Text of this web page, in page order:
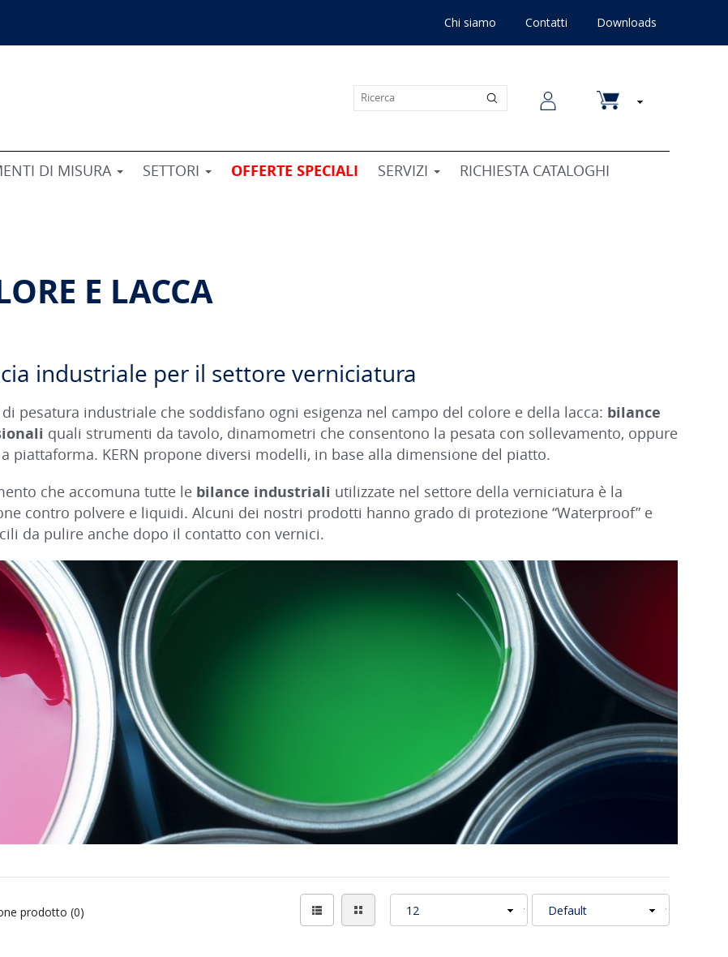
Chi siamo Contatti Downloads
DI MISURA SETTORI OFFERTE SPECIALI SERVIZI RICHIESTA CATALOGHI
E LACCA
industriale per il settore verniciatura
pesatura industriale che soddisfano ogni esigenza nel campo del colore e della lacca: bilance
quali strumenti da tavolo, dinamometri che consentono la pesata con sollevamento, oppure
piattaforma. KERN propone diversi modelli, in base alla dimensione del piatto.
che accomuna tutte le bilance industriali utilizzate nel settore della verniciatura è la
contro polvere e liquidi. Alcuni dei nostri prodotti hanno grado di protezione “Waterproof” e
da pulire anche dopo il contatto con vernici.
prodotto (0)